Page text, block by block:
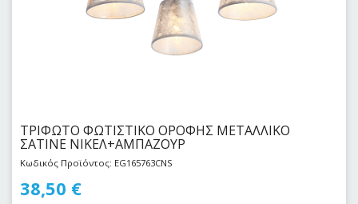
ΤΡΙΦΩΤΟ ΦΩΤΙΣΤΙΚΟ ΟΡΟΦΗΣ ΜΕΤΑΛΛΙΚΟ
ΣΑΤΙΝΕ ΝΙΚΕΛ+ΑΜΠΑΖΟΥΡ
Κωδικός Προϊόντος: EG165763CNS
38,50 €